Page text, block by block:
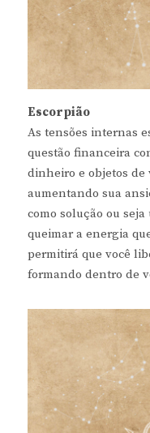
Escorpião
As tensões internas
questão financeira
dinheiro e objetos de
aumentando sua
como solução ou
queimar a energia
permitirá que você
formando dentro de